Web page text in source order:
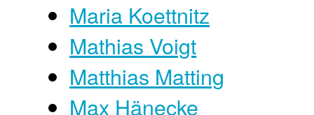
Maria Koettnitz
Mathias Voigt
Matthias Matting
Max Hänecke